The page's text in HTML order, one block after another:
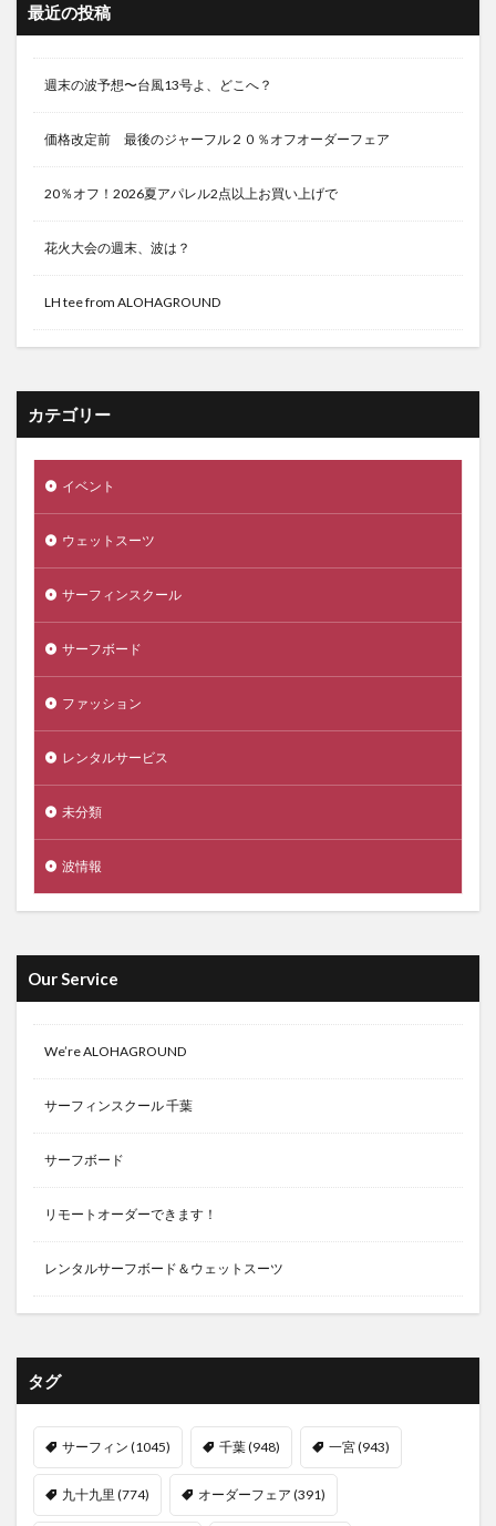
最近の投稿
週末の波予想〜台風13号よ、どこへ？
価格改定前 最後のジャーフル２０％オフオーダーフェア
20％オフ！2026夏アパレル2点以上お買い上げで
花火大会の週末、波は？
LH tee from ALOHAGROUND
カテゴリー
イベント
ウェットスーツ
サーフィンスクール
サーフボード
ファッション
レンタルサービス
未分類
波情報
Our Service
We’re ALOHAGROUND
サーフィンスクール 千葉
サーフボード
リモートオーダーできます！
レンタルサーフボード＆ウェットスーツ
タグ
サーフィン (1045) 千葉(948) 一宮(943)
九十九里 (774) オーダーフェア (391)